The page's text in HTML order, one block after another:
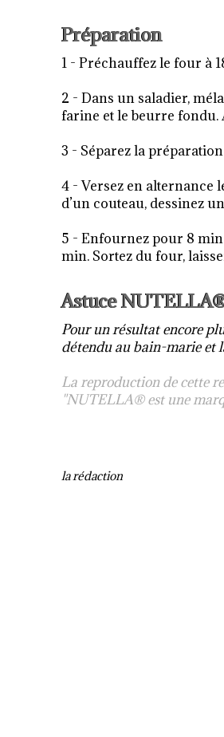
Préparation
1 - Préchauffez le four à
2 - Dans un saladier,
farine et le beurre fondu.
3 - Séparez la
4 - Versez en alternance
d’un couteau, dessinez
5 - Enfournez pour 8
min. Sortez du four,
Astuce
Pour un résultat encore
détendu au bain-marie et
La reproduction de cette
"NUTELLA® est une
la rédaction